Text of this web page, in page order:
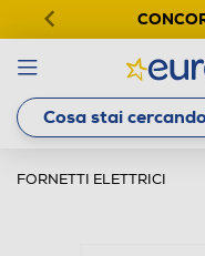
FORNETTI ELETTRICI